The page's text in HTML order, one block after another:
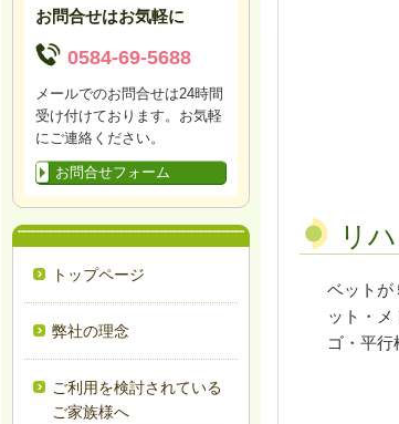
リ
ベットが
ット・
ゴ・平行
お問合せはお気軽に
0584-69-5688
メールでのお問合せは24時間
受け付けております。お気軽
にご連絡ください。
お問合せフォーム
トップページ
弊社の理念
ご利用を検討されている
ご家族様へ